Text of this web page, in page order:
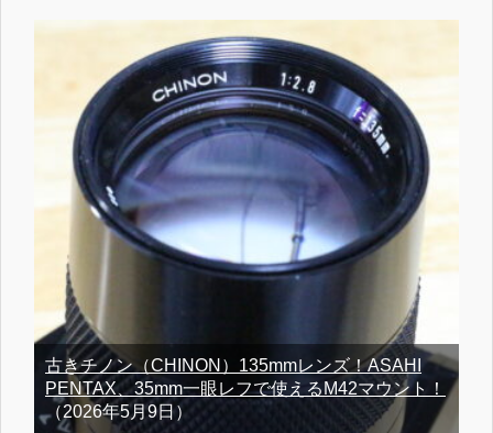
古きチノン（CHINON）135mmレンズ！ASAHI
PENTAX、35mm一眼レフで使えるM42マウント！
（2026年5月9日）